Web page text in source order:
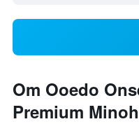
Om Ooedo
Premium